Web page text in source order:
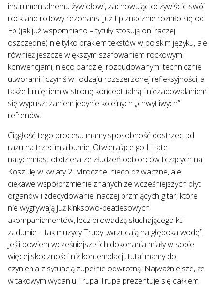
instrumentalnemu żywiołowi, zachowując oczywiście swój
rock and rollowy rezonans. Już Lp znacznie różniło się od
Ep (jak już wspomniano – tytuły stosują oni raczej
oszczędne) nie tylko brakiem tekstów w polskim języku, ale
również jeszcze większym szafowaniem rockowymi
konwencjami, nieco bardziej rozbudowanymi technicznie
utworami i czymś w rodzaju rozszerzonej refleksyjności, a
także brnięciem w stronę konceptualną i niezadowalaniem
się wypuszczaniem jedynie kolejnych „chwytliwych”
refrenów.
Ciągłość tego procesu mamy sposobność dostrzec od
razu na trzecim albumie. Otwierające go I Hate
natychmiast obdziera ze złudzeń odbiorców liczących na
Koszulę w kwiaty 2. Mroczne, nieco dziwaczne, ale
ciekawe współbrzmienie znanych ze wcześniejszych płyt
organów i zdecydowanie inaczej brzmiących gitar, które
nie wygrywają już kinksowo-beatlesowych
akompaniamentów, lecz prowadzą słuchającego ku
zadumie – tak muzycy Trupy „wrzucają na głęboka wodę”.
Jeśli bowiem wcześniejsze ich dokonania miały w sobie
więcej skoczności niż kontemplacji, tutaj mamy do
czynienia z sytuacją zupełnie odwrotną. Najważniejsze, że
w takowym wydaniu Trupa Trupa prezentuje się całkiem